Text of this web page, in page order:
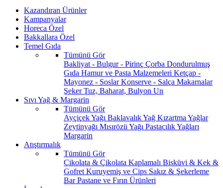
Kazandıran Ürünler
Kampanyalar
Horeca Özel
Bakkallara Özel
Temel Gıda
Tümünü Gör
Bakliyat - Bulgur - Pirinç Çorba Dondurulmuş
Gıda Hamur ve Pasta Malzemeleri Ketçap -
Mayonez - SoslarKonserve - Salça Makarnalar
ŞekerTuz, Baharat, Bulyon Un
Sıvı Yağ & Margarin
Tümünü Gör
Ayçiçek Yağı Baklavalık Yağ Kızartma Yağlar
Zeytinyağı Mısırözü Yağı Pastacılık Yağları
Margarin
Atıştırmalık
Tümünü Gör
Çikolata & Çikolata Kaplamalı Bisküvi & Kek &
Gofret Kuruyemiş ve Cips Sakız & Şekerleme
BarPastane ve Fırın Ürünleri